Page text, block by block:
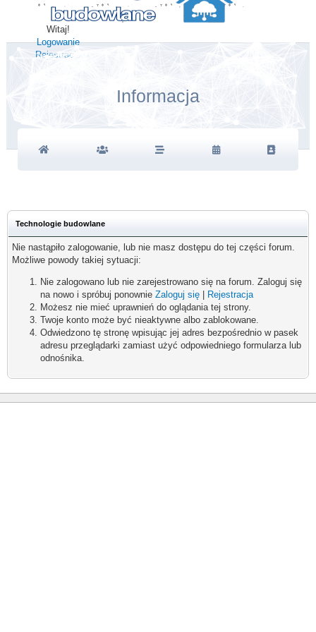
Witaj!
Logowanie
Rejestracja
Informacja
Technologie budowlane
Nie nastąpiło zalogowanie, lub nie masz dostępu do tej części forum.
Możliwe powody takiej sytuacji:
Nie zalogowano lub nie zarejestrowano się na forum. Zaloguj się
na nowo i spróbuj ponownie Zaloguj się
Rejestracja
Możesz nie mieć uprawnień do oglądania tej strony.
Twoje konto może być nieaktywne albo zablokowane.
Odwiedzono tę stronę wpisując jej adres bezpośrednio w pasek
adresu przeglądarki zamiast użyć odpowiedniego formularza lub
odnośnika.